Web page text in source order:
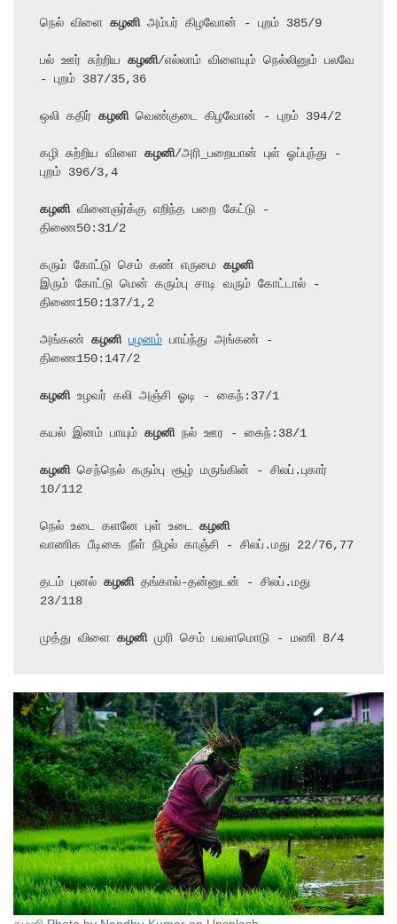
நெல் விளை கழனி அம்பர் கிழவோன் - புறம் 385/9
பல் ஊர் சுற்றிய கழனி/எல்லாம் விளையும் நெல்லினும் பலவே
- புறம் 387/35,36
ஒலி கதிர் கழனி வெண்குடை கிழவோன் - புறம் 394/2
கழி சுற்றிய விளை கழனி/அரி_பறையான் புள் ஓப்புந்து -
கழனி வினைஞர்க்கு எறிந்த பறை கேட்டு -
திணை50:31/2
கரும் கோட்டு செம் கண் எருமை கழனி
இரும் கோட்டு மென் கரும்பு சாடி வரும் கோட்டால் -
திணை150:137/1,2
அங்கண் கழனி பழனம் பாய்ந்து அங்கண் -
கழனி உழவர் கலி அஞ்சி ஓடி - கைந்:37/1
கயல் இனம் பாயும் கழனி நல் ஊர - கைந்:38/1
கழனி செந்நெல் கரும்பு சூழ் மருங்கின் - சிலப்.புகார்
10/112
நெல் உடை களனே புள் உடை கழனி
வாணிக பீடிகை நீள் நிழல் காஞ்சி - சிலப்.மது 22/76,77
தடம் புனல் கழனி தங்கால்-தன்னுடன் - சிலப்.மது
23/118
முத்து விளை கழனி முரி செம் பவளமொடு - மணி 8/4